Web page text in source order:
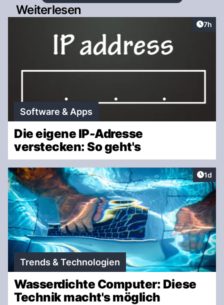
Weiterlesen
7h
Software & Apps
Die eigene IP-Adresse
verstecken: So geht's
1d
Trends & Technologien
Wasserdichte Computer: Diese
Technik macht's möglich